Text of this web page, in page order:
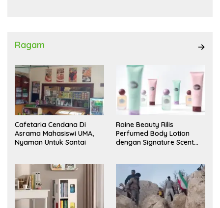
Ragam
Cafetaria Cendana Di
Asrama Mahasiswi UMA,
Nyaman Untuk Santai
Raine Beauty Rilis
Perfumed Body Lotion
dengan Signature Scent